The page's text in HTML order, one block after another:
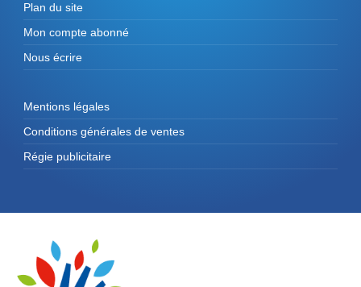
Plan du site
Mon compte abonné
Nous écrire
Mentions légales
Conditions générales de ventes
Régie publicitaire